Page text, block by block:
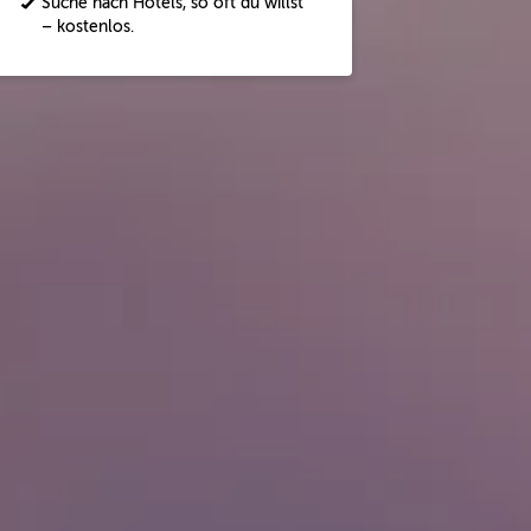
– kostenlos.